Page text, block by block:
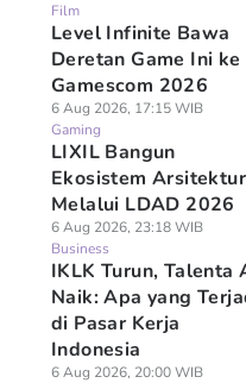
Film
Level Infinite Bawa
Deretan Game Ini ke
Gamescom 2026
6 Aug 2026, 17:15 WIB
Gaming
LIXIL Bangun
Ekosistem Arsitektur
Melalui LDAD 2026
6 Aug 2026, 23:18 WIB
Business
IKLK Turun, Talenta
Naik: Apa yang
di Pasar Kerja
Indonesia
6 Aug 2026, 20:00 WIB